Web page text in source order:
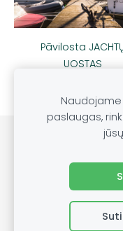
Pāvilosta
UOSTAS
paslaugas,